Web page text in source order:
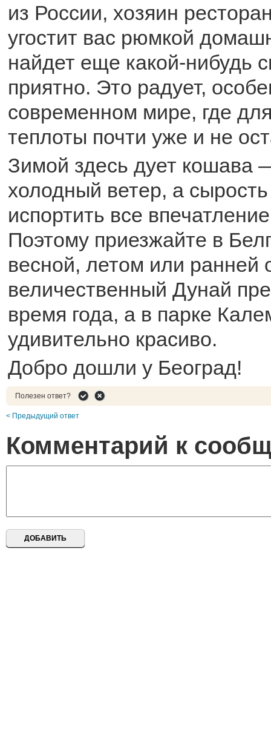
из России, хозяин
угостит вас рюмкой
найдет еще какой-нибудь
приятно. Это радует,
современном мире, где
теплоты почти уже и не
Зимой здесь дует
холодный ветер, а
испортить все
Поэтому приезжайте в
весной, летом или ранней
величественный Дунай
время года, а в парке
удивительно красиво.
Добро дошли у Београд!
Полезен ответ?
< Предыдущий ответ
Комментарий к